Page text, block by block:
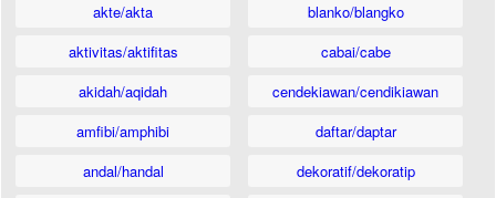
akte/akta
aktivitas/aktifitas
akidah/aqidah
amfibi/amphibi
andal/handal
blanko/blangko
cabai/cabe
cendekiawan/cendikiawan
daftar/daptar
dekoratif/dekoratip